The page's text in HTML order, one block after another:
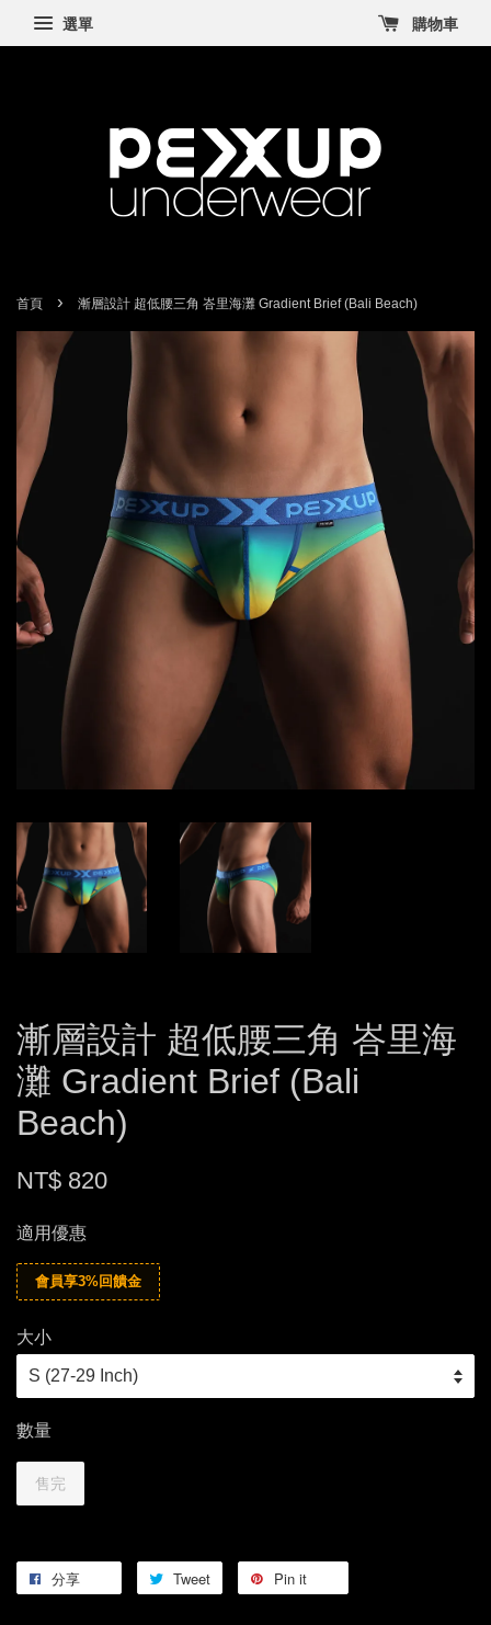
選單 購物車
首頁 › 漸層設計 超低腰三角 峇里海灘 Gradient Brief (Bali Beach)
漸層設計 超低腰三角 峇里海
灘 Gradient Brief (Bali
Beach)
NT$ 820
適用優惠
會員享3%回饋金
大小
數量
售完
分享 Tweet Pin it